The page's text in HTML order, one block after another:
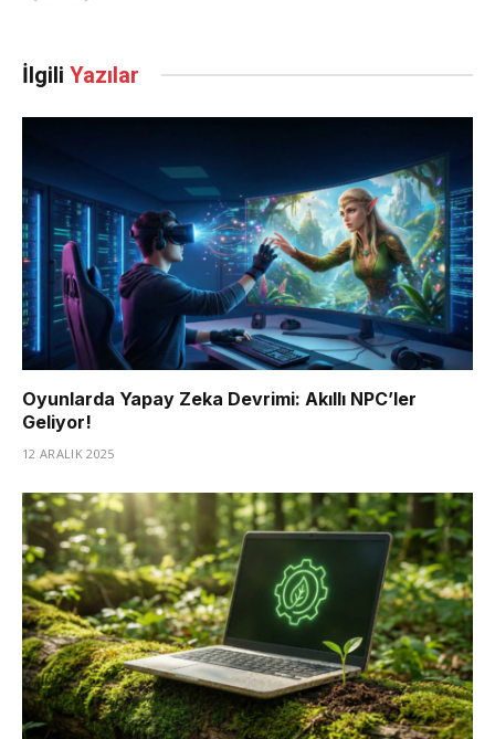
İlgili Yazılar
Oyunlarda Yapay Zeka Devrimi: Akıllı NPC’ler
Geliyor!
12 ARALIK 2025